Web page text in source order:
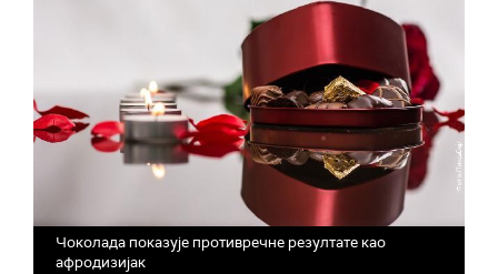
Чоколада показује противречне резултате као
афродизијак